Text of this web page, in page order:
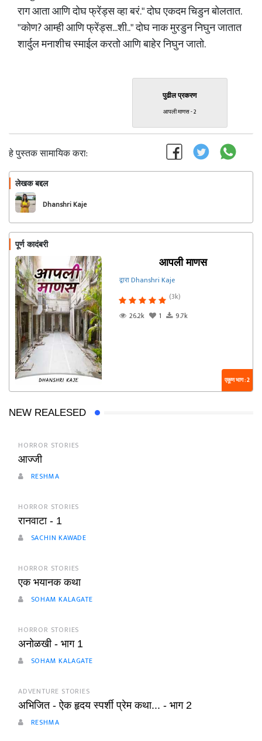
राग आता आणि दोघ फ्रेंड्स व्हा बरं." दोघ एकदम चिडुन बोलतात.
"कोण? आम्ही आणि फ्रेंड्स...शी.." दोघ नाक मुरडुन निघुन जातात
शार्दुल मनाशीच स्माईल करतो आणि बाहेर निघुन जातो.
पुढील प्रकरण
आपली माणस - 2
हे पुस्तक सामायिक करा:
लेखक बद्दल
Dhanshri Kaje
पूर्ण कादंबरी
आपली माणस
द्वारा Dhanshri Kaje
(3k)
26.2k
1 9.7k
एकूण भाग : 2
NEW REALESED
HORROR STORIES
आज्जी
RESHMA
HORROR STORIES
रानवाटा - 1
SACHIN KAWADE
HORROR STORIES
एक भयानक कथा
SOHAM KALAGATE
HORROR STORIES
अनोळखी - भाग 1
SOHAM KALAGATE
ADVENTURE STORIES
अभिजित - ऐक हृदय स्पर्शी प्रेम कथा... - भाग 2
RESHMA